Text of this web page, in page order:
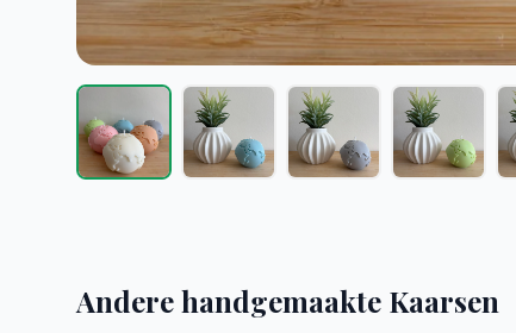
Andere handgemaakte Kaarsen